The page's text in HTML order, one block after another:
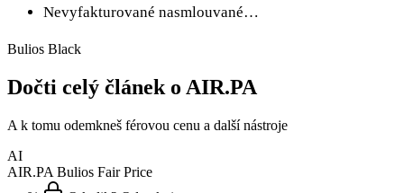
Nevyfakturované nasmlouvané…
Bulios Black
Dočti celý článek o AIR.PA
A k tomu odemkneš férovou cenu a další nástroje
AI
AIR.PA Bulios Fair Price